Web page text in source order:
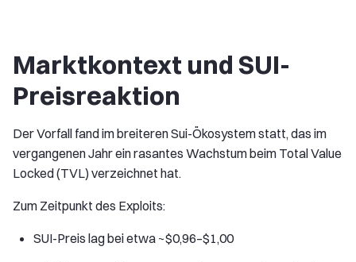
Marktkontext und SUI-
Preisreaktion
Der Vorfall fand im breiteren Sui-Ökosystem statt, das im
vergangenen Jahr ein rasantes Wachstum beim Total Value
Locked (TVL) verzeichnet hat.
Zum Zeitpunkt des Exploits:
SUI-Preis lag bei etwa ~$0,96–$1,00